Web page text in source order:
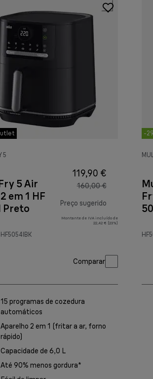
€
5
5 Air
em 1 HF
Preto
119,90 €
160,00 €
Preço sugerido
preço original
Montante de IVA incluído de
22,42 € (23%)
Comparar
15 programas de cozedura
automáticos
Aparelho 2 em 1 (fritar a ar, forno
rápido)
Capacidade de 6,0 L
Até 90% menos gordura*
-